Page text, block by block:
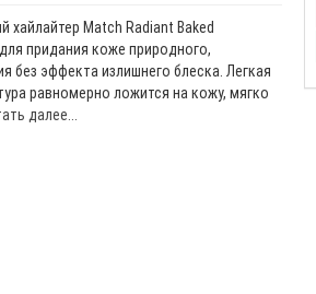
хайлайтер Match Radiant Baked
придания коже природного,
без эффекта излишнего блеска. Легкая
равномерно ложится на кожу, мягко
далее...